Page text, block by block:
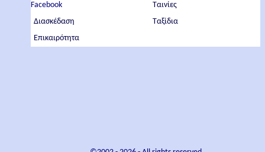
Facebook
Διασκέδαση
Επικαιρότητα
Ταινίες
Ταξίδια